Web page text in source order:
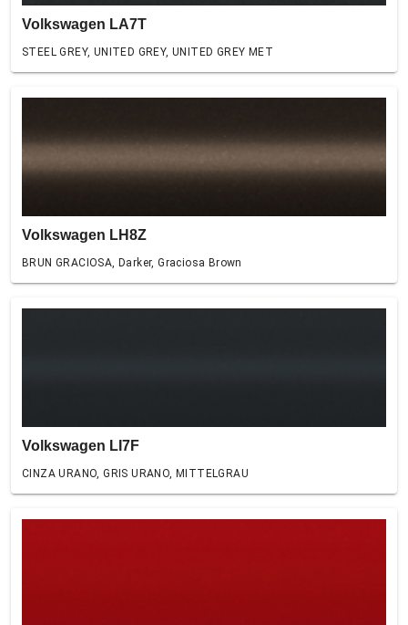
Volkswagen LA7T
STEEL GREY, UNITED GREY, UNITED GREY MET
Volkswagen LH8Z
BRUN GRACIOSA, Darker, Graciosa Brown
Volkswagen LI7F
CINZA URANO, GRIS URANO, MITTELGRAU